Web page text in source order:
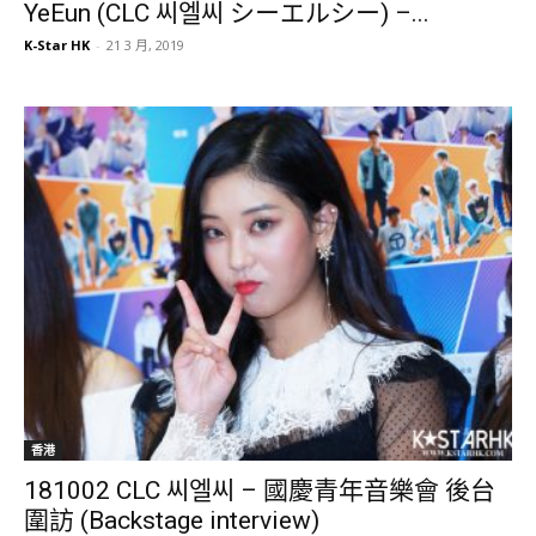
YeEun (CLC 씨엘씨 シーエルシー) –...
K-Star HK - 21 3 月, 2019
香港
181002 CLC 씨엘씨 – 國慶青年音樂會 後台
圍訪 (Backstage interview)